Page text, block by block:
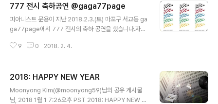
777 전시 축하공연 @gaga77page
피아니스트 문용이 지난 2018.2.3.(토) 마포구 서교동 ga
ga77page에서 777 전시의 축하 공연을 했습니다.자세
던 7명의 7구들이 gaga77page에서 다시 만난다. "Kn
만남을 기다리고 있다. NOVO와 7구들은 다양한 사람들
의 만남인만큼 그림, 오브제, 詩, 공예, 설치에 이르는 다양
한 장르를 선보인다. ▶전시 정보 www.777friends.mo
9 0 2018. 2. 4.
2018: HAPPY NEW YEAR
Moonyong Kim(@moonyong59)님의 공유 게시물
님, 2018 1월 1 7:26오후 PST 2018: HAPPY NEW Y